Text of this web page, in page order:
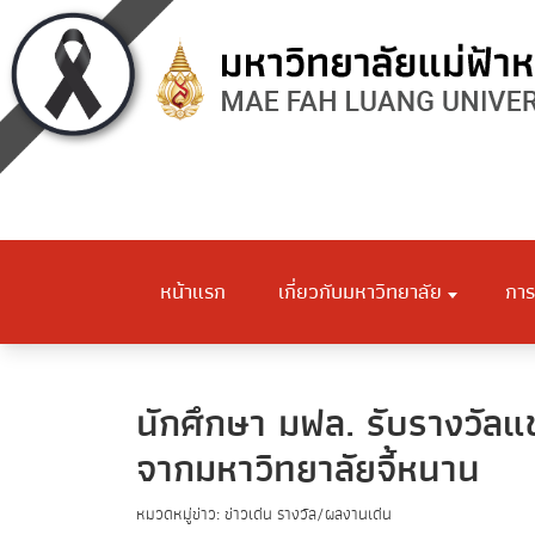
หน้าแรก เกี่ยวกับมหาวิทยาลัย กา
นักศึกษา มฟล. รับรางวัล
จากมหาวิทยาลัยจี้หนาน
หมวดหมู่ข่าว: ข่าวเด่น รางวัล/ผลงานเด่น